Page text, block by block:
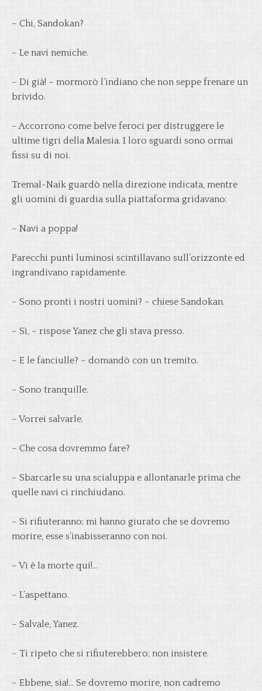
– Chi, Sandokan?
– Le navi nemiche.
– Di già! – mormorò l’indiano che non seppe frenare un
brivido.
– Accorrono come belve feroci per distruggere le
ultime tigri della Malesia. I loro sguardi sono ormai
fissi su di noi.
Tremal-Naik guardò nella direzione indicata, mentre
gli uomini di guardia sulla piattaforma gridavano:
– Navi a poppa!
Parecchi punti luminosi scintillavano sull’orizzonte ed
ingrandivano rapidamente.
– Sono pronti i nostri uomini? – chiese Sandokan.
– Sì, – rispose Yanez che gli stava presso.
– E le fanciulle? – domandò con un tremito.
– Sono tranquille.
– Vorrei salvarle.
– Che cosa dovremmo fare?
– Sbarcarle su una scialuppa e allontanarle prima che
quelle navi ci rinchiudano.
– Si rifiuteranno; mi hanno giurato che se dovremo
morire, esse s’inabisseranno con noi.
– Vi è la morte qui!…
– L’aspettano.
– Salvale, Yanez.
– Ti ripeto che si rifiuterebbero; non insistere.
– Ebbene, sia!… Se dovremo morire, non cadremo